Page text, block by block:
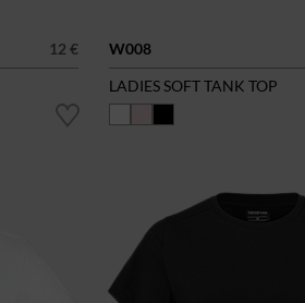
12 €
W008
LADIES SOFT TANK TOP